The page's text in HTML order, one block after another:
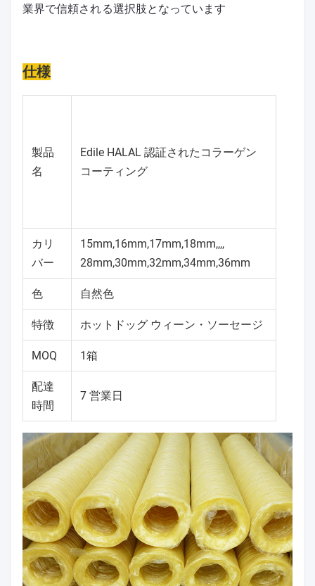
業界で信頼される選択肢となっています
仕様
製品
名
Edile HALAL 認証されたコラーゲン
コーティング
カリ
バー
15mm,16mm,17mm,18mm,,,,
28mm,30mm,32mm,34mm,36mm
色 自然色
特徴 ホットドッグ ウィーン・ソーセージ
MOQ 1箱
配達
時間
7 営業日